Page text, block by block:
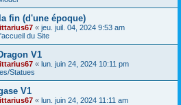
fin (d'une époque)
« jeu. juil. 04, 2024 9:53 am
du Site
V1
« lun. juin 24, 2024 10:11 pm
Statues
V1
« lun. juin 24, 2024 11:11 am